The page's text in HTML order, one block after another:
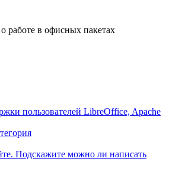
о работе в офисных пакетах
пользователей LibreOffice, Apache
Подскажите можно ли написать